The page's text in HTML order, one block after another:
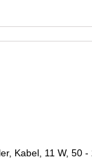
Kabel, 11 W, 50